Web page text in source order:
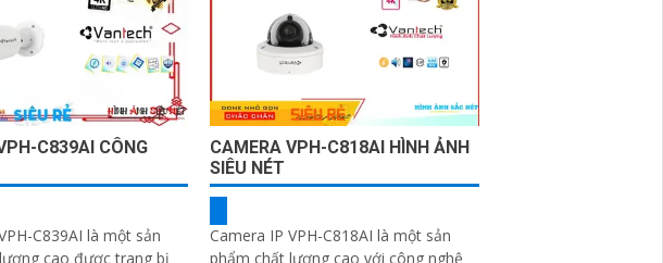
C839AI CÔNG
C839AI là một sản
cao được trang bị
CAMERA VPH-C818AI HÌNH ẢNH
SIÊU NÉT
Camera IP VPH-C818AI là một sản
phẩm chất lượng cao với công nghệ